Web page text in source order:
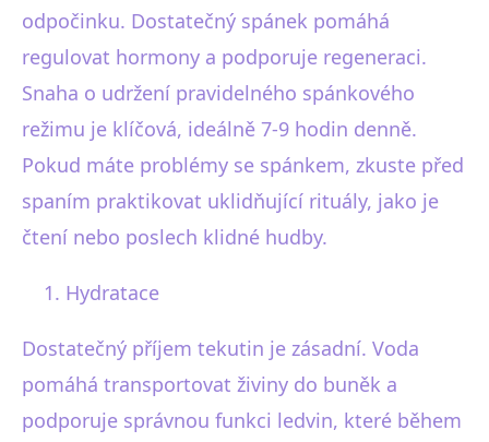
odpočinku. Dostatečný spánek pomáhá
regulovat hormony a podporuje regeneraci.
Snaha o udržení pravidelného spánkového
režimu je klíčová, ideálně 7-9 hodin denně.
Pokud máte problémy se spánkem, zkuste před
spaním praktikovat uklidňující rituály, jako je
čtení nebo poslech klidné hudby.
Hydratace
Dostatečný příjem tekutin je zásadní. Voda
pomáhá transportovat živiny do buněk a
podporuje správnou funkci ledvin, které během